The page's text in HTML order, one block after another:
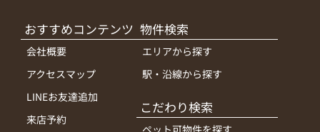
おすすめコンテンツ
会社概要
アクセスマップ
LINEお友達追加
来店予約
物件検索
エリアから探す
駅・沿線から探す
こだわり検索
ペット可物件を探す